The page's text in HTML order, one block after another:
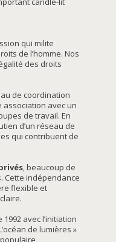
qui milite
de l’homme. Nos
des droits
de coordination
association avec un
de travail. En
d’un réseau de
qui contribuent de
, beaucoup de
Cette indépendance
flexible et
avec l’initiation
de lumières »